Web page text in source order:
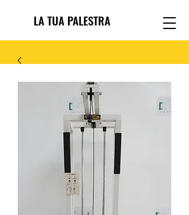
LA TUA PALESTRA